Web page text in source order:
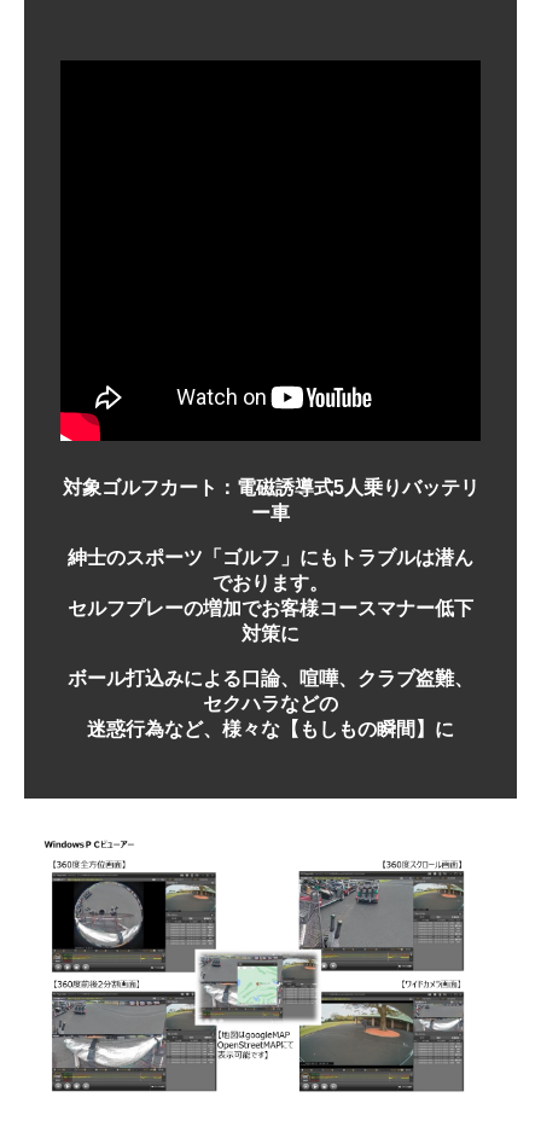
対象ゴルフカート：電磁誘導式5人乗りバッテリ
ー車
紳士のスポーツ「ゴルフ」にもトラブルは潜ん
でおります。
セルフプレーの増加でお客様コースマナー低下
対策に
ボール打込みによる口論、喧嘩、クラブ盗難、
セクハラなどの
迷惑行為など、様々な【もしもの瞬間】に